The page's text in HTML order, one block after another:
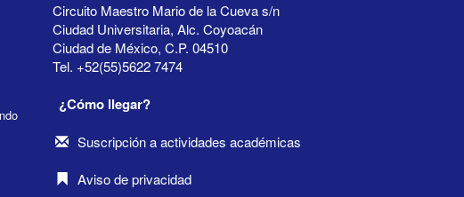
Circuito Maestro Mario de la Cueva s/n
Ciudad Universitaria, Alc. Coyoacán
Ciudad de México, C.P. 04510
Tel. +52(55)5622 7474
¿Cómo llegar?
Suscripción a actividades académicas
Aviso de privacidad